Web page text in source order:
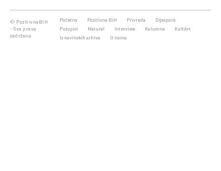
© PozitivnaBiH
- Sva prava
zadržana
Početna Pozitivna BiH Privreda
Dijaspora
Putopisi
Natural Interview Kolumna
KultArt
Iz novinskih arhiva
O nama